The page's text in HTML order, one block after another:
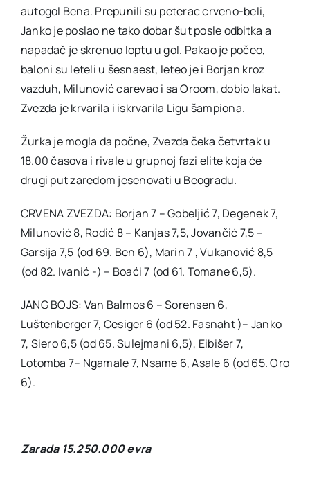
autogol Bena. Prepunili su peterac crveno-beli,
Janko je poslao ne tako dobar šut posle odbitka a
napadač je skrenuo loptu u gol. Pakao je počeo,
baloni su leteli u šesnaest, leteo je i Borjan kroz
vazduh, Milunović carevao i sa Oroom, dobio lakat.
Zvezda je krvarila i iskrvarila Ligu šampiona.
Žurka je mogla da počne, Zvezda čeka četvrtak u
18.00 časova i rivale u grupnoj fazi elite koja će
drugi put zaredom jesenovati u Beogradu.
CRVENA ZVEZDA: Borjan 7 – Gobeljić 7, Degenek 7,
Milunović 8, Rodić 8 – Kanjas 7,5, Jovančić 7,5 –
Garsija 7,5 (od 69. Ben 6), Marin 7 , Vukanović 8,5
(od 82. Ivanić -) – Boaći 7 (od 61. Tomane 6,5).
JANG BOJS: Van Balmos 6 – Sorensen 6,
Luštenberger 7, Cesiger 6 (od 52. Fasnaht )– Janko
7, Siero 6,5 (od 65. Sulejmani 6,5), Eibišer 7,
Lotomba 7– Ngamale 7, Nsame 6, Asale 6 (od 65. Oro
6).
Zarada 15.250.000 evra